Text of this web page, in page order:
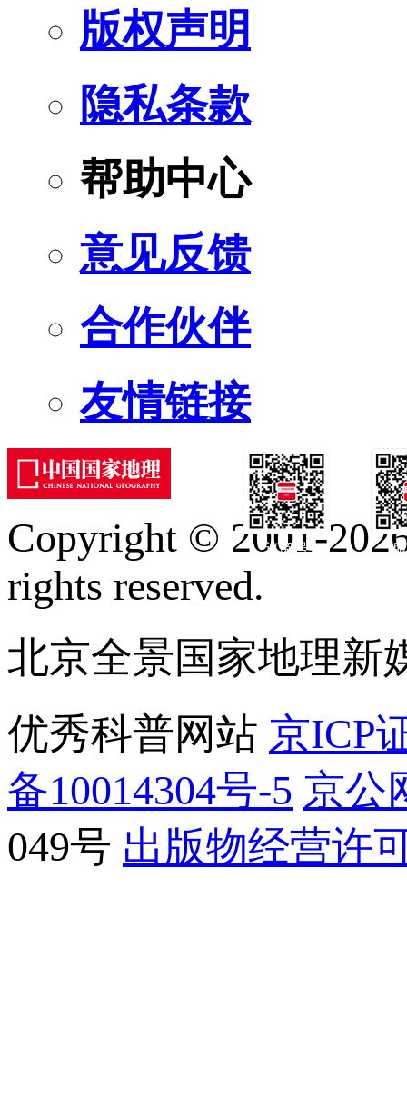
版权声明
隐私条款
帮助中心
意见反馈
合作伙伴
友情链接
订阅号
Copyright © 2001-
rights reserved.
北京全景国家地理新
优秀科普网站 京ICP
备10014304号-5 京公
049号 出版物经营许